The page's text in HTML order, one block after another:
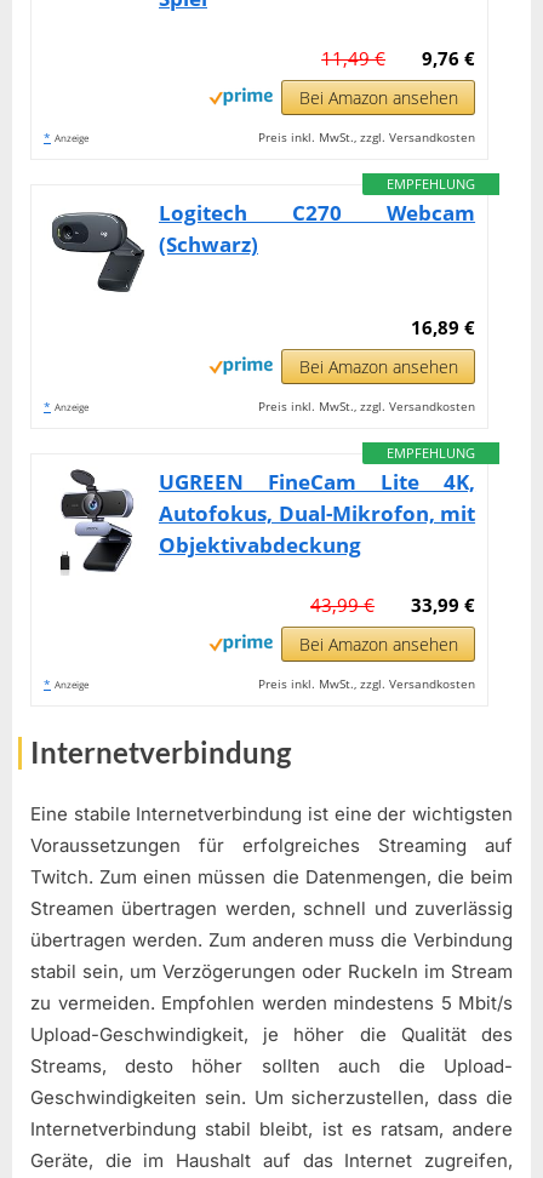
9,76 €
11,49 €
Bei Amazon ansehen
* Anzeige Preis inkl. MwSt., zzgl. Versandkosten
EMPFEHLUNG
Logitech C270 Webcam
(Schwarz)
16,89 €
Bei Amazon ansehen
* Anzeige Preis inkl. MwSt., zzgl. Versandkosten
EMPFEHLUNG
UGREEN FineCam Lite 4K,
Autofokus, Dual-Mikrofon, mit
Objektivabdeckung
33,99 €
43,99 €
Bei Amazon ansehen
* Anzeige Preis inkl. MwSt., zzgl. Versandkosten
Internetverbindung
Eine stabile Internetverbindung ist eine der wichtigsten
Voraussetzungen für erfolgreiches Streaming auf
Twitch. Zum einen müssen die Datenmengen, die beim
Streamen übertragen werden, schnell und zuverlässig
übertragen werden. Zum anderen muss die Verbindung
stabil sein, um Verzögerungen oder Ruckeln im Stream
zu vermeiden. Empfohlen werden mindestens 5 Mbit/s
Upload-Geschwindigkeit, je höher die Qualität des
Streams, desto höher sollten auch die Upload-
Geschwindigkeiten sein. Um sicherzustellen, dass die
Internetverbindung stabil bleibt, ist es ratsam, andere
Geräte, die im Haushalt auf das Internet zugreifen,